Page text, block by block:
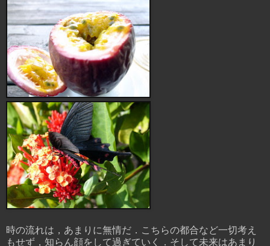
時の流れは，あまりに無情だ．こちらの都合など一切考え
もせず，知らん顔をして過ぎていく．そして未来はあまり